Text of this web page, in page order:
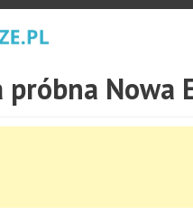
próbna Nowa